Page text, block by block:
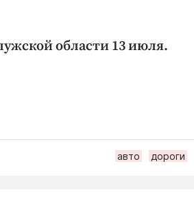
области 13 июля.
авто дороги